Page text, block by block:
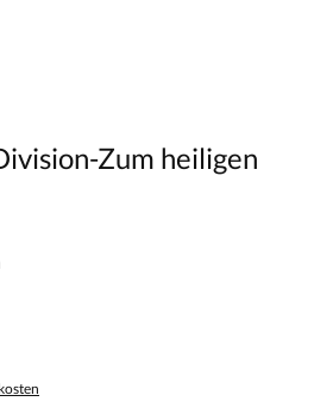
Zum heiligen